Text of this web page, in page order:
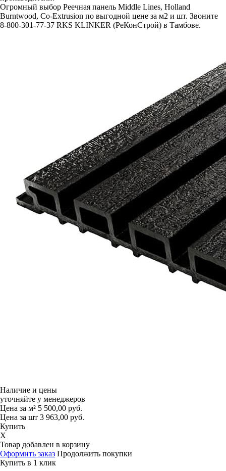
Огромный выбор Реечная панель Middle Lines, Holland
Burntwood, Co-Extrusion по выгодной цене за м2 и шт. Звоните
8-800-301-77-37 RKS KLINKER (РеКонСтрой) в Тамбове.
Наличие и цены
уточняйте у менеджеров
Цена за м² 5 500,00 руб.
Цена за шт 3 963,00 руб.
Купить
X
Товар добавлен в корзину
Оформить заказ Продолжить покупки
Купить в 1 клик